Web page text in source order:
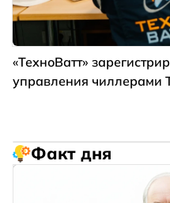
«ТехноВатт»
управления чиллерами
Факт дня